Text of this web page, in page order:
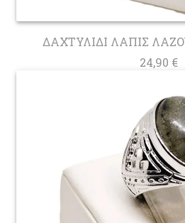
ΔΑΧΤΥΛΙΔΙ ΛΑΠΙΣ
24,90 €